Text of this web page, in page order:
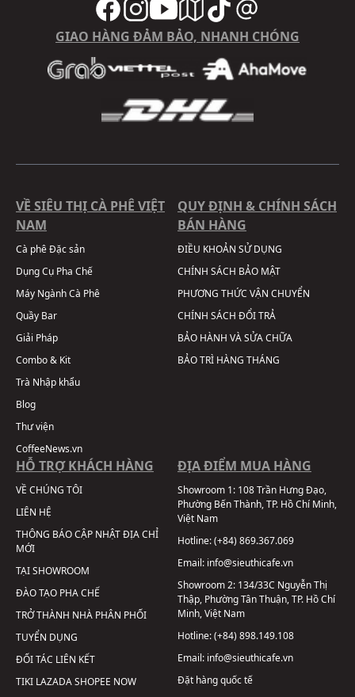
GIAO HÀNG ĐẢM BẢO, NHANH CHÓNG
VỀ SIÊU THỊ CÀ PHÊ VIỆT
NAM
Cà phê Đặc sản
Dụng Cụ Pha Chế
Máy Ngành Cà Phê
Quầy Bar
Giải Pháp
Combo & Kit
Trà Nhập khẩu
Blog
Thư viện
CoffeeNews.vn
QUY ĐỊNH & CHÍNH SÁCH
BÁN HÀNG
ĐIỀU KHOẢN SỬ DỤNG
CHÍNH SÁCH BẢO MẬT
PHƯƠNG THỨC VẬN CHUYỂN
CHÍNH SÁCH ĐỔI TRẢ
BẢO HÀNH VÀ SỬA CHỮA
BẢO TRÌ HÀNG THÁNG
HỖ TRỢ KHÁCH HÀNG
VỀ CHÚNG TÔI
LIÊN HỆ
THÔNG BÁO CẬP NHẬT ĐỊA CHỈ
MỚI
TẠI SHOWROOM
ĐÀO TẠO PHA CHẾ
TRỞ THÀNH NHÀ PHÂN PHỐI
TUYỂN DỤNG
ĐỐI TÁC LIÊN KẾT
TIKI LAZADASHOPEE NOW
ĐỊA ĐIỂM MUA HÀNG
Showroom 1: 108 Trần Hưng Đạo,
Phường Bến Thành, TP. Hồ Chí Minh,
Việt Nam
Hotline:(+84) 869.367.069
Email: info@sieuthicafe.vn
Showroom 2: 134/33C Nguyễn Thị
Thập, Phường Tân Thuận, TP. Hồ Chí
Minh, Việt Nam
Hotline:(+84) 898.149.108
Email: info@sieuthicafe.vn
Đặt hàng quốc tế